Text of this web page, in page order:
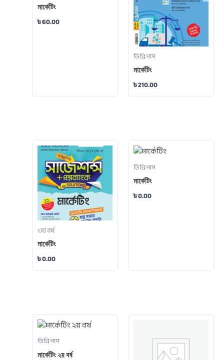
মার্কেটিং
৳60.00
ডিগ্রি পাস
মার্কেটিং
৳210.00
৩য় বর্ষ
মার্কেটিং
৳0.00
ডিগ্রি পাস
মার্কেটিং
৳0.00
ডিগ্রি পাস
মার্কেটিং ২য় বর্ষ